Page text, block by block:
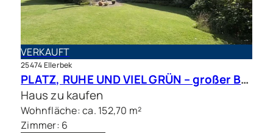
VERKAUFT
25474 Ellerbek
PLATZ, RUHE UND VIEL GRÜN – großer Bungalow mit Traumgrundstück in bester Lage
Haus zu kaufen
Wohnfläche: ca. 152,70 m²
Zimmer: 6